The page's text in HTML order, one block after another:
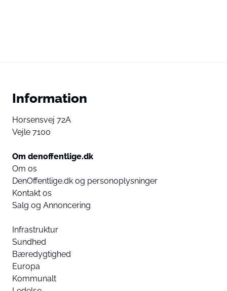
Information
Horsensvej 72A
Vejle 7100
Om denoffentlige.dk
Om os
DenOffentlige.dk og personoplysninger
Kontakt os
Salg og Annoncering
Infrastruktur
Sundhed
Bæredygtighed
Europa
Kommunalt